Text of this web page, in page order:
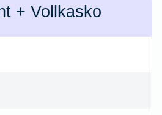
+ Voll­kasko